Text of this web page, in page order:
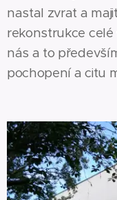
nastal zvrat a
rekonstrukce celé
nás a to
pochopení a citu